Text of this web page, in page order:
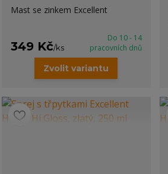
Mast se zinkem Excellent
349 Kč/ks
Do 10 - 14
pracovních dnů
Zvolit variantu